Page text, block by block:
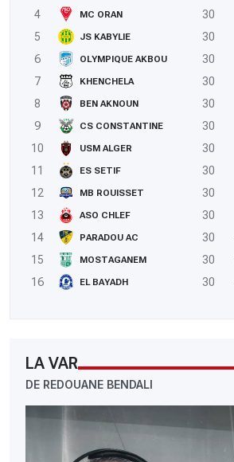
4
MC ORAN 30
5
JS KABYLIE 30
6
OLYMPIQUE AKBOU 30
7
KHENCHELA 30
8
BEN AKNOUN 30
9
CS CONSTANTINE 30
10
USM ALGER 30
11
ES SETIF 30
12
MB ROUISSET 30
13
ASO CHLEF 30
14
PARADOU AC 30
15
MOSTAGANEM 30
16
EL BAYADH 30
LA VAR
DE REDOUANE BENDALI